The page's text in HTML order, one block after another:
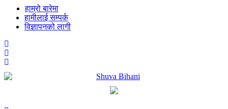
हाम्रो बारेमा
हामीलाई सम्पर्क
विज्ञापनको लागी